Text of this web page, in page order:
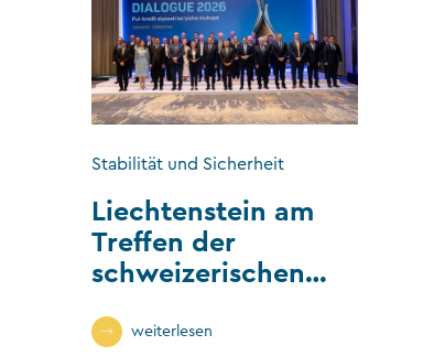
Stabilität und Sicherheit
Liechtenstein am
Treffen der
schweizerischen
Stimmrechtsgruppe
weiterlesen